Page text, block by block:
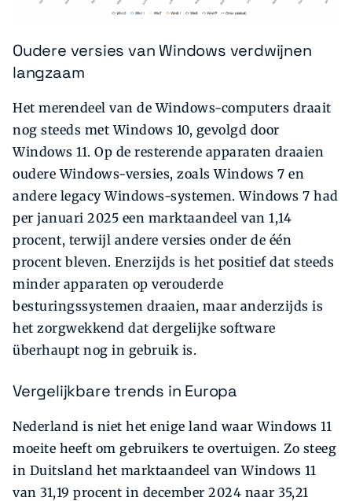
Oudere versies van Windows verdwijnen
langzaam
Het merendeel van de Windows-computers draait
nog steeds met Windows 10, gevolgd door
Windows 11. Op de resterende apparaten draaien
oudere Windows-versies, zoals Windows 7 en
andere legacy Windows-systemen. Windows 7 had
per januari 2025 een marktaandeel van 1,14
procent, terwijl andere versies onder de één
procent bleven. Enerzijds is het positief dat steeds
minder apparaten op verouderde
besturingssystemen draaien, maar anderzijds is
het zorgwekkend dat dergelijke software
überhaupt nog in gebruik is.
Vergelijkbare trends in Europa
Nederland is niet het enige land waar Windows 11
moeite heeft om gebruikers te overtuigen. Zo steeg
in Duitsland het marktaandeel van Windows 11
van 31,19 procent in december 2024 naar 35,21